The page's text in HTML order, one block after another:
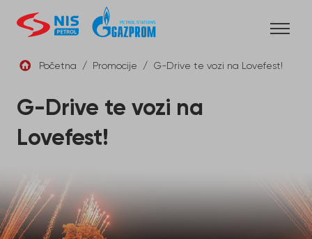
content
Početna / Promocije / G-Drive te vozi na Lovefest!
G-Drive te vozi na
Lovefest!